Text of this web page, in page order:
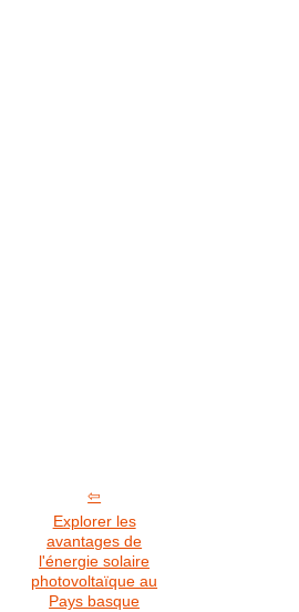
Explorer les
avantages de
l'énergie solaire
photovoltaïque au
Pays basque